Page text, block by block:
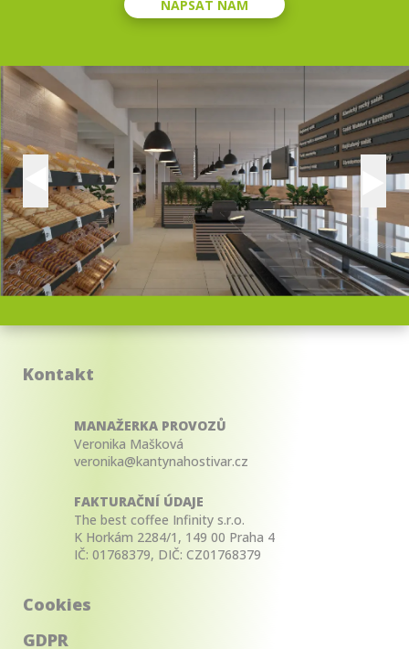
NAPSAT NÁM
Previous Next
Kontakt
MANAŽERKA PROVOZŮ
Veronika Mašková
veronika@kantynahostivar.cz
FAKTURAČNÍ ÚDAJE
The best coffee Infinity s.r.o.
K Horkám 2284/1, 149 00 Praha 4
IČ: 01768379, DIČ: CZ01768379
Cookies
GDPR